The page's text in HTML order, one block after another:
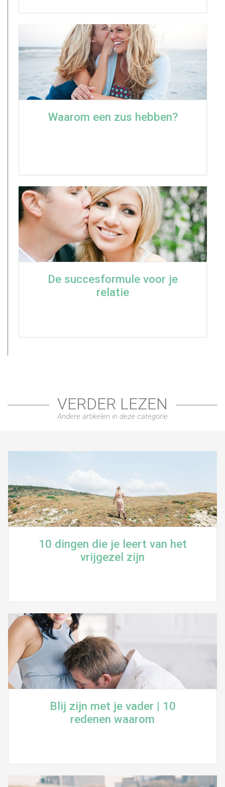
Waarom een zus hebben?
De succesformule voor je
relatie
VERDER LEZEN
Andere artikelen in deze categorie
10 dingen die je leert van het
vrijgezel zijn
Blij zijn met je vader | 10
redenen waarom